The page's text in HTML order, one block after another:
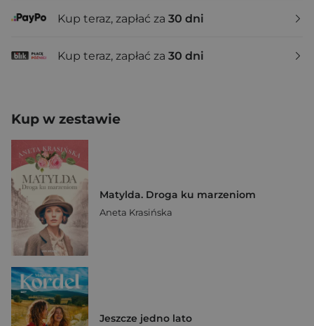
Kup teraz, zapłać za 30 dni
Kup teraz, zapłać za 30 dni
Kup w zestawie
Matylda. Droga ku marzeniom
Aneta Krasińska
Jeszcze jedno lato